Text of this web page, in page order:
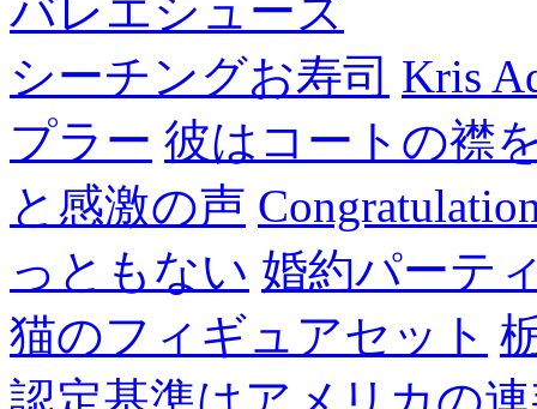
バレエシューズ
シーチングお寿司 Kris
プラー 彼はコートの襟
と感激の声
っともない 婚約パーテ
猫のフィギュアセット